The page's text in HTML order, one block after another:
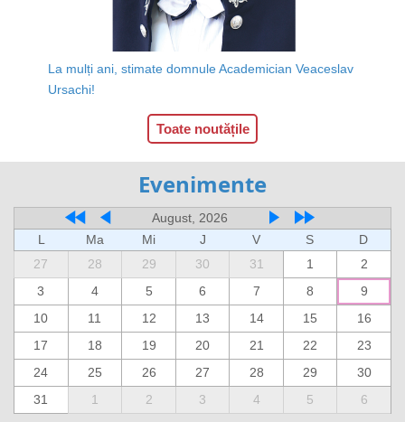
La mulți ani, stimate domnule Academician Veaceslav
Ursachi!
Toate noutățile
Evenimente
August, 2026
L
Ma Mi J V S
D
27
28 29 30 31 1
2
3
4 5 6 7 8
9
10
11 12 13 14 15
16
17
18 19 20 21 22
23
24
25 26 27 28 29
30
31
1 2 3 4 5 6